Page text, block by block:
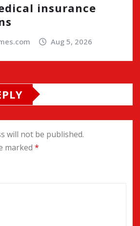
insurance
Aug 5, 2026
will not be published.
marked *